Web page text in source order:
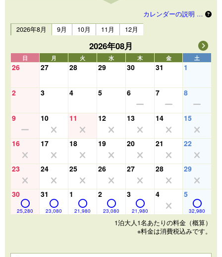
カレンダーの説明 …
2026年8月
9月 10月 11月 12月
2026年08月
日 月 火 水 木 金 土
26 27 28 29 30 31 1
2 3 4 5 6 7 8
9 10 11 12 13 14 15
16 17 18 19 20 21 22
23 24 25 26 27 28 29
30
25,280
31
23,080
1
21,980
2
23,080
3
21,980
4 5
32,980
1泊大人1名あたりの料金（概算）
※料金は消費税込みです。